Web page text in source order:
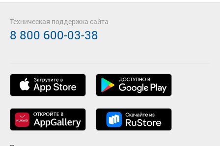
Техническая поддержка сайта
8 800 600-03-38